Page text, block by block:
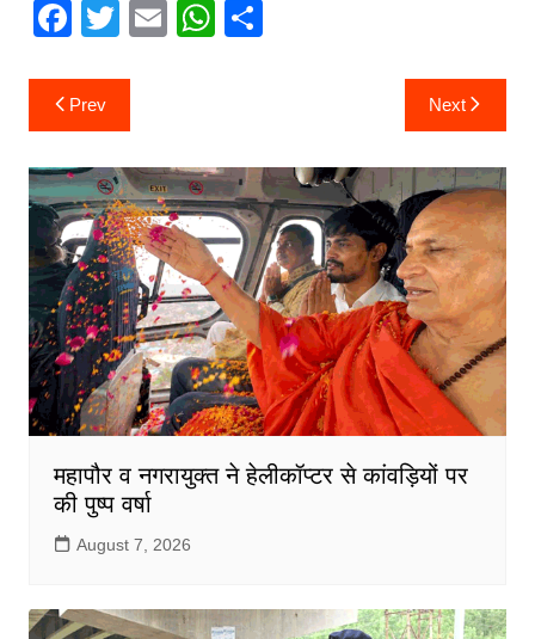
F
c
e
b
o
o
k
T
itt
er
E W
A
p
p
S
PostPrev Next
महापौर व नगरायुक्त ने हेलीकॉप्टर से कांवड़ियों पर
की पुष्प वर्षा
August 7, 2026